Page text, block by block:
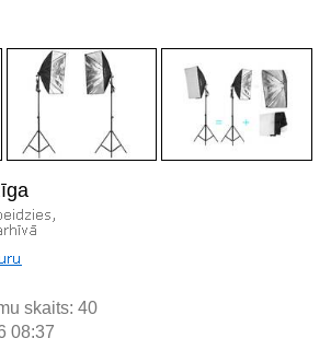
skaits: 40
08:37